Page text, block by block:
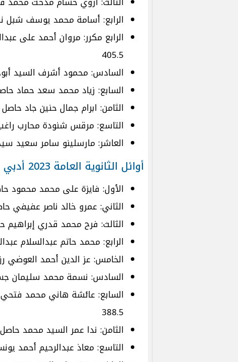
الرابع: أسامة محمد يوسف شبل
الرابع مكرر: مروان أحمد على
405.5
السادس: محمود أشرف السيد
السابع: زياد محمد سعد حماد
الثامن: ابرام جمال حنين جاد حاصل
التاسع: مرقس شنودة محارب راغب
العاشر: مارسلينو سامر سعيد
أوائل الثانوية العامة 2023 أدبي
الأول: فايزة على محمد محمود
الثاني: عمرو خالد ناصر عفيفي
الثالث: فرح محمد قدري إبراهيم
الرابع: محمد حاتم عبدالسلام
الخامس: عز الدين أحمد العوضي
السادس: نسمة محمد سليمان
السابع: عائشة هاني محمد
388.5
الثامن: ندا عمر السيد محمد حاصل
التاسع: معاذ عبدالرحيم أحمد